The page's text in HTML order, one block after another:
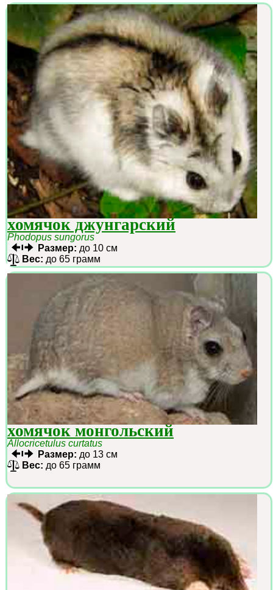
хомячок джунгарский
Phodopus sungorus
Размер: до 10 см
Вес: до 65 грамм
хомячок монгольский
Allocricetulus curtatus
Размер: до 13 см
Вес: до 65 грамм